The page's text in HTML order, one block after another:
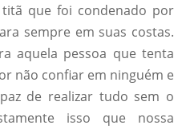
que foi condenado por
sempre em suas costas.
aquela pessoa que tenta
não confiar em ninguém e
de realizar tudo sem o
isso que nossa